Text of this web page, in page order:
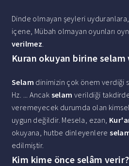
Dinde olmayan şeyleri
içene, Mübah olmayan oyunları
verilmez.
Kuran okuyan birine
Selam dinimizin çok önem verdiği
Hz. ... Ancak selam verildiği
veremeyecek durumda olan
uygun değildir. Mesela, ezan,
okuyana, hutbe dinleyenlere
edilmiştir.
Kim kime önce selâm verir?